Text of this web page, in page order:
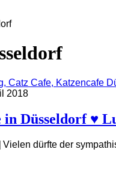
2018
in Düsseldorf ♥
Vielen dürfte der